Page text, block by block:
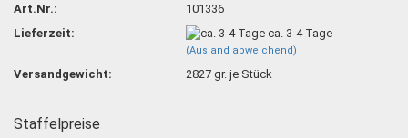
Art.Nr.:
101336
Lieferzeit:
ca. 3-4 Tage
(Ausland abweichend)
Versandgewicht: 2827 gr. je Stück
Staffelpreise